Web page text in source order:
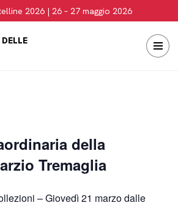
2026 | 26 – 27 maggio 2026
della
Tremaglia
– Giovedì 21 marzo dalle